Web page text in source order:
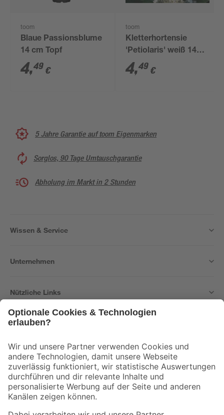
toom
Blaue Passionsblume
14 cm Topf
4,49 €
toom
Kletterhortensie
'Petiolaris' weiß 14
cm Topf
4,49 €
5 Jahre Garantie auf toom Eigenmarken
Sorglos, 90 Tage Umtauschgarantie
Abholung im Markt in 2 Stunden
Wissen & Service
Unternehmen
Nützliche Links
Der toom Newsletter: Keine Angebote und Aktionen mehr verpassen!
Zur Newsletter Anmeldung
Folge uns